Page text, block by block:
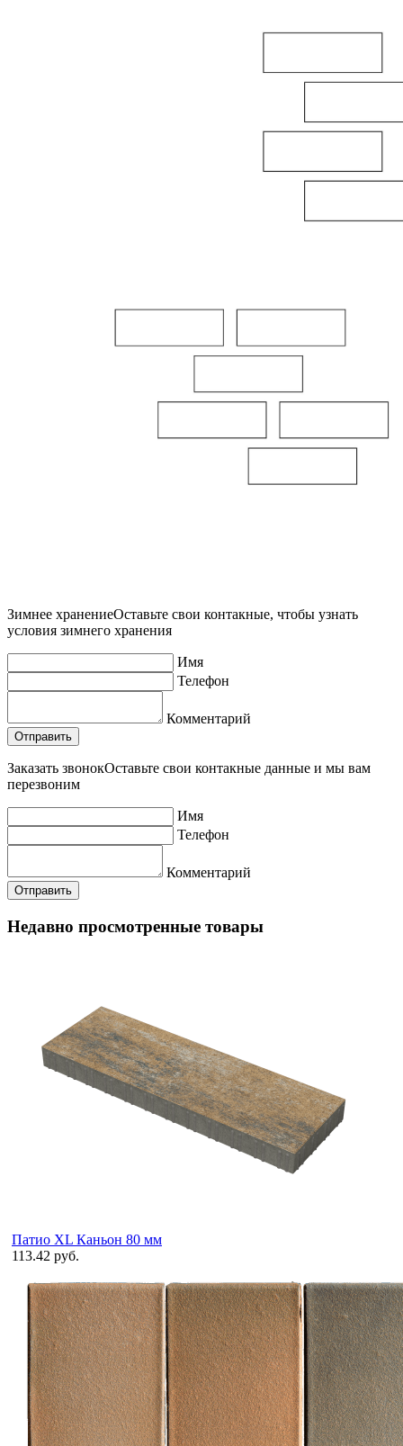
Зимнее хранениеОставьте свои контакные, чтобы узнать
условия зимнего хранения
Имя
Телефон
Комментарий
Заказать звонокОставьте свои контакные данные и мы вам
перезвоним
Имя
Телефон
Комментарий
Недавно просмотренные товары
Патио XL Каньон 80 мм
113.42 руб.